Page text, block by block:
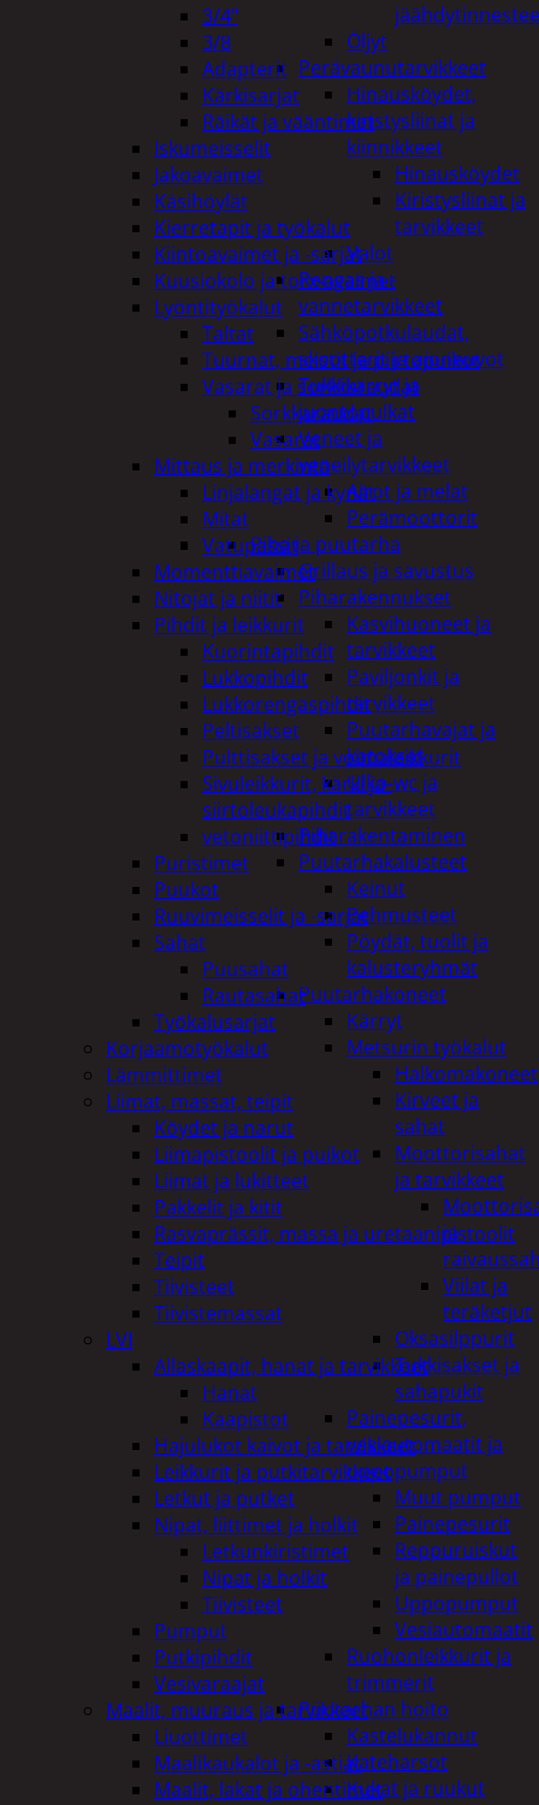
Öljyt
Perävaunutarvikkeet
Hinausköydet,
kiristysliinat ja
kiinnikkeet
Hinausköydet
Kiristysliinat ja
tarvikkeet
Valot
Rengas ja -
vannetarvikkeet
Sähköpotkulaudat,
skootterit ja ajoneuvot
Tukkikärryt ja
juontopulkat
Veneet ja
veneilytarvikkeet
Airot ja melat
Perämoottorit
Piha ja puutarha
Grillaus ja savustus
Piharakennukset
Kasvihuoneet ja
tarvikkeet
Paviljonkit ja
tarvikkeet
Puutarhavajat ja
katokset
Ulko-wc ja
tarvikkeet
Piharakentaminen
Puutarhakalusteet
Keinut
Pehmusteet
Pöydät, tuolit ja
kalusteryhmät
Puutarhakoneet
Kärryt
Metsurin työkalut
Halkomakoneet
Kirveet ja
sahat
Moottorisahat
ja tarvikkeet
ja
Viilat ja
teräketjut
Oksasilppurit
Tukkisakset ja
sahapukit
Painepesurit,
vesiautomaatit ja
uppopumput
Muut pumput
Painepesurit
Reppuruiskut
ja painepullot
Uppopumput
Vesiautomaatit
Ruohonleikkurit ja
trimmerit
Puutarhan hoito
Kastelukannut
Kateharsot
Kukat ja ruukut
3/4"
3/8
Adapterit
Kärkisarjat
Räikät ja vääntimet
Iskumeisselit
Jakoavaimet
Käsihöylät
Kierretapit ja työkalut
Kiintoavaimet ja -sarjat
Kuusiokolo ja torx-avaimet
Lyöntityökalut
Taltat
Tuurnat, meistit ja piirtopuikot
Vasarat ja sorkkaraudat
Sorkkaraudat
Vasarat
Mittaus ja merkintä
Linjalangat ja kynät
Mitat
Vatupassit
Momenttiavaimet
Nitojat ja niitit
Pihdit ja leikkurit
Kuorintapihdit
Lukkopihdit
Lukkorengaspihdit
Peltisakset
Pulttisakset ja voimaleikkurit
Sivuleikkurit, kärki ja-
siirtoleukapihdit
vetoniittipihdit
Puristimet
Puukot
Ruuvimeisselit ja -sarjat
Sahat
Puusahat
Rautasahat
Työkalusarjat
Korjaamotyökalut
Lämmittimet
Liimat, massat, teipit
Köydet ja narut
Liimapistoolit ja puikot
Liimat ja lukitteet
Pakkelit ja kitit
Rasvaprässit, massa ja uretaanipistoolit
Teipit
Tiivisteet
Tiivistemassat
LVI
Allaskaapit, hanat ja tarvikkeet
Hanat
Kaapistot
Hajulukot kaivot ja tarvikkeet
Leikkurit ja putkitarvikkeet
Letkut ja putket
Nipat, liittimet ja holkit
Letkunkiristimet
Nipat ja holkit
Tiivisteet
Pumput
Putkipihdit
Vesivaraajat
Maalit, muuraus ja tarvikkeet
Liuottimet
Maalikaukalot ja -astiat
Maalit, lakat ja ohentimet